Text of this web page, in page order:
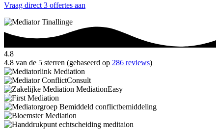
Vraag direct 3 offertes aan
4.8
4.8 van de 5 sterren (gebaseerd op 286 reviews)